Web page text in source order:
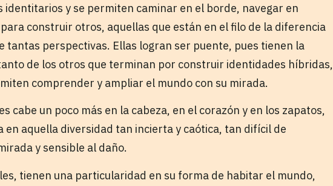
y se permiten caminar en el borde, navegar en
construir otros, aquellas que están en el filo de la diferencia
tantas perspectivas. Ellas logran ser puente, pues tienen la
de los otros que terminan por construir identidades híbridas,
comprender y ampliar el mundo con su mirada.
cabe un poco más en la cabeza, en el corazón y en los zapatos,
aquella diversidad tan incierta y caótica, tan difícil de
y sensible al daño.
tienen una particularidad en su forma de habitar el mundo,